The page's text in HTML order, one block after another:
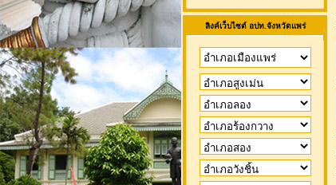
ลิงค์เว็บไซต์ อปท.จังหวัดแพร่